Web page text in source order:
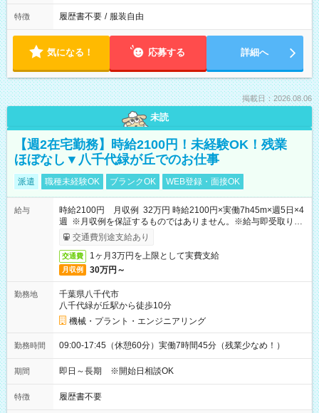
特徴 履歴書不要 / 服装自由
気になる！ 応募する 詳細へ
掲載日：2026.08.06
未読
【週2在宅勤務】時給2100円！未経験OK！残業
ほぼなし▼八千代緑が丘でのお仕事
派遣 職種未経験OK ブランクOK WEB登録・面接OK
給与
時給2100円 月収例 32万円 時給2100円×実働7h45m×週5日×4
週 ※月収例を保証するものではありません。※給与即受取りサ
ービス利用可（利用条件有）
交通費別途支給あり
交通費 1ヶ月3万円を上限として実費支給
月収例 30万円～
勤務地
千葉県八千代市
八千代緑が丘駅から徒歩10分
機械・プラント・エンジニアリング
勤務時間 09:00-17:45（休憩60分）実働7時間45分（残業少なめ！）
期間 即日～長期 ※開始日相談OK
特徴 履歴書不要